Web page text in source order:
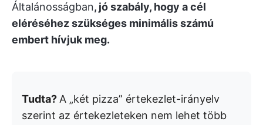
Általánosságban, jó szabály, hogy a cél
eléréséhez szükséges minimális számú
embert hívjuk meg.
Tudta? A „két pizza” értekezlet-irányelv
szerint az értekezleteken nem lehet több